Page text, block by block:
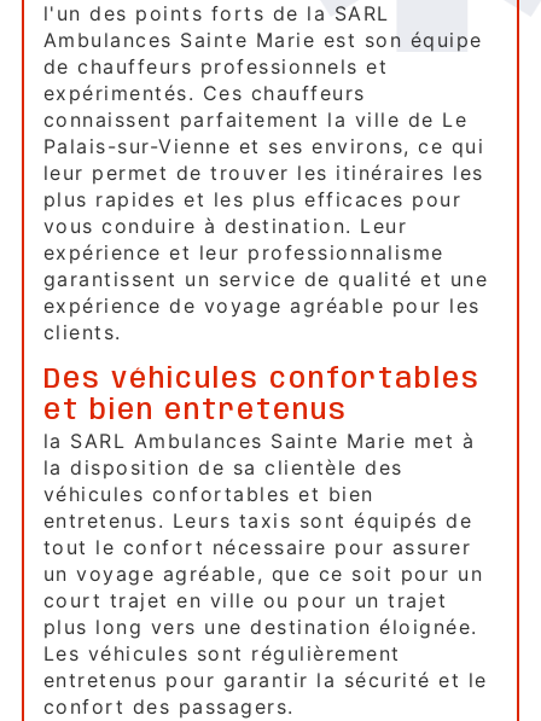
l'un des points forts de la SARL
Ambulances Sainte Marie est son équipe
de chauffeurs professionnels et
expérimentés. Ces chauffeurs
connaissent parfaitement la ville de Le
Palais-sur-Vienne et ses environs, ce qui
leur permet de trouver les itinéraires les
plus rapides et les plus efficaces pour
vous conduire à destination. Leur
expérience et leur professionnalisme
garantissent un service de qualité et une
expérience de voyage agréable pour les
clients.
Des véhicules confortables
et bien entretenus
la SARL Ambulances Sainte Marie met à
la disposition de sa clientèle des
véhicules confortables et bien
entretenus. Leurs taxis sont équipés de
tout le confort nécessaire pour assurer
un voyage agréable, que ce soit pour un
court trajet en ville ou pour un trajet
plus long vers une destination éloignée.
Les véhicules sont régulièrement
entretenus pour garantir la sécurité et le
confort des passagers.